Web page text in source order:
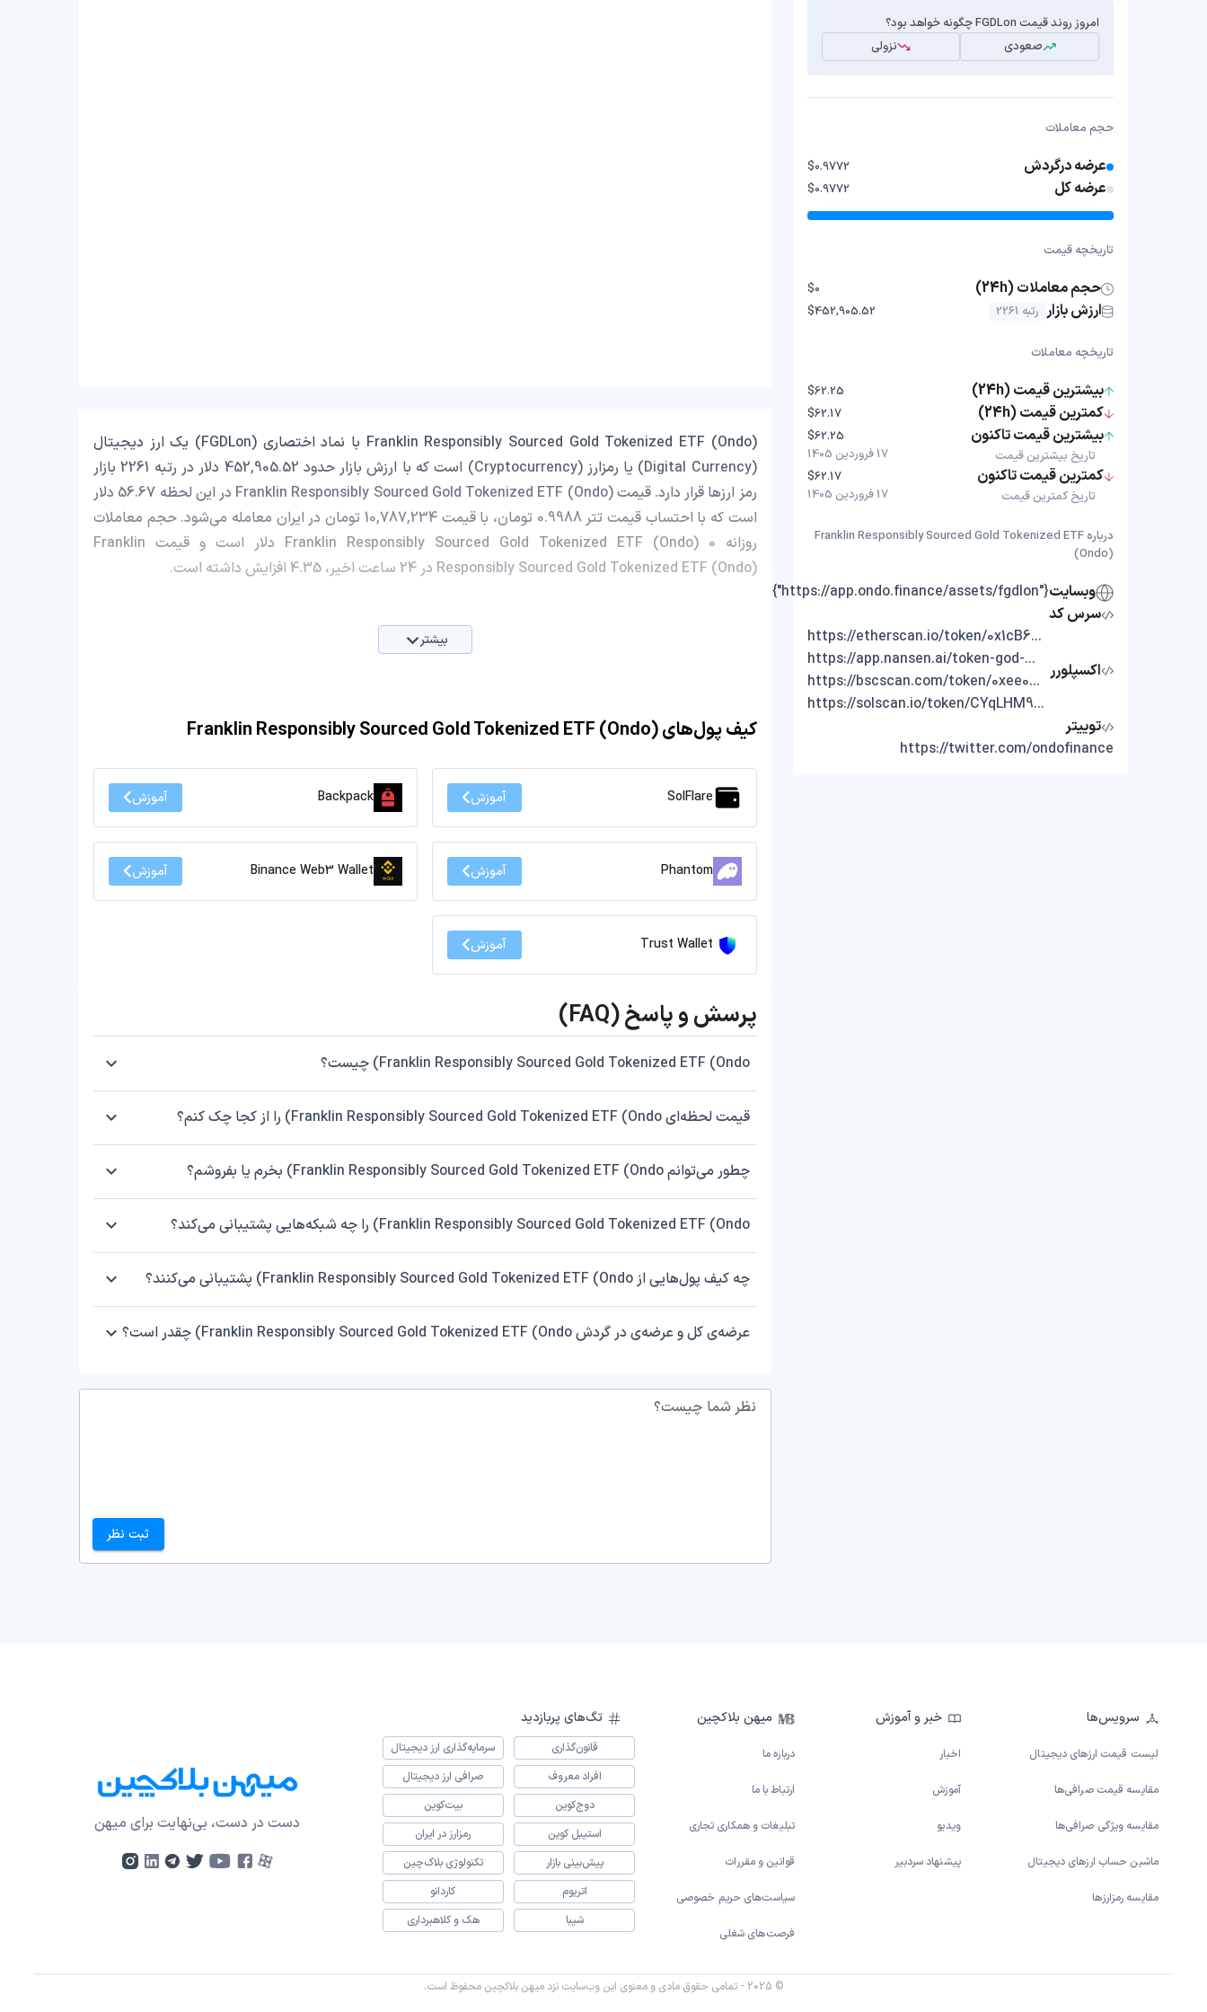
امروز روند قیمت FGDLon چگونه خواهد بود؟
صعودی
نزولی
حجم معاملات
عرضه درگردش $0.9772
عرضه کل $0.9772
تاریخچه قیمت
حجم معاملات (24h) $0
ارزش بازار رتبه 2261 $452,905.52
تاریخچه معاملات
بیشترین قیمت (24h) $62.25
کمترین قیمت (24h) $62.17
بیشترین قیمت تاکنون
تاریخ بیشترین قیمت
$62.25
17 فروردین 1405
کمترین قیمت تاکنون
تاریخ کمترین قیمت
$62.17
17 فروردین 1405
درباره Franklin Responsibly Sourced Gold Tokenized ETF
(Ondo)
وبسایت{"https://app.ondo.finance/assets/fgdlon"}
سرس کد
اکسپلورر
https://etherscan.io/token/0x1cB673005fc58447D881486919c14D8e7C741Bb1
https://app.nansen.ai/token-god-mode?chain=ethereum&tab=transactions&tokenAddress=0x1cB673005fc58447D881486919c14D8e7C741Bb1
https://bscscan.com/token/0xee0d57462f20434030B8262204c00c0eA0399C41
https://solscan.io/token/CYqLHM92EhmF83iNgfN4A1j2ckjsHigRvXu7xHCondo
توییتر
https://twitter.com/ondofinance
Franklin Responsibly Sourced Gold Tokenized ETF (Ondo) با نماد اختصاری (FGDLon) یک ارز دیجیتال
(Digital Currency) یا رمزارز (Cryptocurrency) است که با ارزش بازار حدود 452,905.52 دلار در رتبه 2261 بازار
رمز ارزها قرار دارد. قیمت Franklin Responsibly Sourced Gold Tokenized ETF (Ondo) در این لحظه 56.67 دلار
است که با احتساب قیمت تتر 0.9988 تومان، با قیمت 10,787,234 تومان در ایران معامله می‌شود. حجم معاملات
روزانه Franklin Responsibly Sourced Gold Tokenized ETF (Ondo) 0 دلار است و قیمت Franklin
Responsibly Sourced Gold Tokenized ETF (Ondo) در 24 ساعت اخیر، 4.35 افزایش داشته است.
بیشتر
کیف پول‌های Franklin Responsibly Sourced Gold Tokenized ETF (Ondo)
SolFlare آموزش Backpack آموزش
Phantom آموزش Binance Web3 Wallet آموزش
Trust Wallet آموزش
پرسش و پاسخ (FAQ)
Franklin Responsibly Sourced Gold Tokenized ETF (Ondo) چیست؟
قیمت لحظه‌ای Franklin Responsibly Sourced Gold Tokenized ETF (Ondo) را از کجا چک کنم؟
چطور می‌توانم Franklin Responsibly Sourced Gold Tokenized ETF (Ondo) بخرم یا بفروشم؟
Franklin Responsibly Sourced Gold Tokenized ETF (Ondo) را چه شبکه‌هایی پشتیبانی می‌کند؟
چه کیف پول‌هایی از Franklin Responsibly Sourced Gold Tokenized ETF (Ondo) پشتیبانی می‌کنند؟
عرضه‌ی کل و عرضه‌ی در گردش Franklin Responsibly Sourced Gold Tokenized ETF (Ondo) چقدر است؟
نظر شما چیست؟
ثبت نظر
سرویس‌ها
لیست قیمت ارزهای دیجیتال
مقایسه قیمت صرافی‌ها
مقایسه ویژگی صرافی‌ها
ماشین حساب ارزهای دیجیتال
مقایسه رمزارزها
خبر و آموزش
اخبار
آموزش
ویدیو
پیشنهاد سردبیر
میهن بلاکچین
درباره ما
ارتباط با ما
تبلیغات و همکاری تجاری
قوانین و مقررات
سیاست‌های حریم خصوصی
فرصت‌های شغلی
تگ‌های پربازدید
قانون‌گذاری
سرمایه‌گذاری ارز دیجیتال
افراد معروف
صرافی ارز دیجیتال
دوج‌کوین
بیت‌کوین
استیبل کوین
رمزارز در ایران
پیش‌بینی بازار
تکنولوژی بلاک‌چین
اتریوم
کاردانو
شیبا
هک و کلاهبرداری
دست در دست، بی‌نهایت برای میهن
© 2025 - تمامی حقوق مادی و معنوی این وب‌سایت نزد میهن بلاکچین محفوظ است.